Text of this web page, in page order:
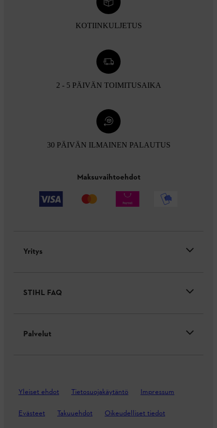
KOTIINKULJETUS
2 - 5 PÄIVÄN TOIMITUSAIKA
30 PÄIVÄN ILMAINEN PALAUTUS
Maksuvaihtoehdot
Yritys
STIHL FAQ
Palvelut
Yleiset ehdot Tietosuojakäytäntö Impressum
Evästeet Takuuehdot Oikeudelliset tiedot